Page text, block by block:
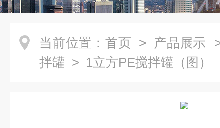
当前位置： 首页 > 产品展示
拌罐 > 1立方PE搅拌罐（图）